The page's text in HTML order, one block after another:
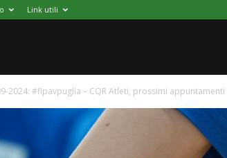
Link utili
2024: #fipavpuglia – CQR Atleti, prossimi